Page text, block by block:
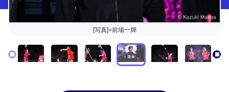
[写真]=前場一輝